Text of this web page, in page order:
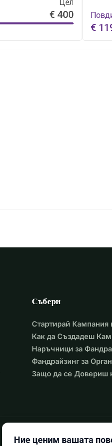
Цел
€ 400
€
Събери
Стартирай Кампания
Как да Създадеш
Наръчници за
Фандрайзинг за
Защо да се Довериш
Ние ценим вашата